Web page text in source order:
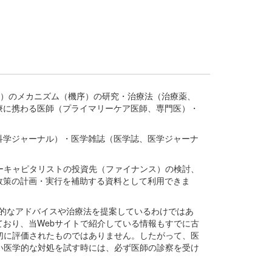
メカニズム（機序）の研究・治療法（治療薬、
携わる医師（プライマリーケア医師、専門医）・
ジャーナル）・医学雑誌（医学誌、医学ジャーナ
ャピタリストの投資先（ファイナンス）の検討、
の計画・実行を補助する資料として利用できま
アドバイスや治療法を提案しているわけではあ
り、当Webサイトで紹介している情報もすでに古
評価されたものではありません。したがって、医
学的な対処を試す時には、必ず医師の診察を受け